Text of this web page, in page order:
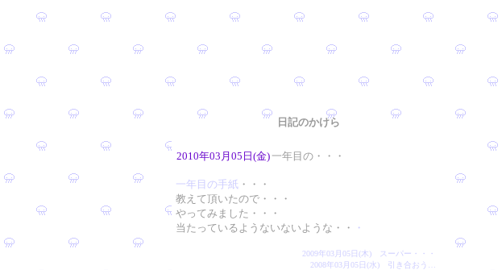
日記のかけら
2010年03月05日(金) 一年目の・・・
一年目の手紙 ・・・
教えて頂いたので・・・
やってみました・・・
当たっているようないないような・・
・
2009年03月05日(木) スーパー・・・
2008年03月05日(水) 引き合おう…